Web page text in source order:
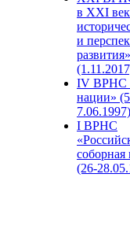
в XXI
и
развития»
IV ВРНС
нации»
7.06.1997)
I ВРНС
(26-